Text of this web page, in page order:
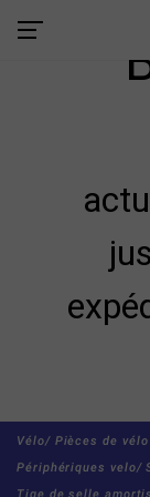
Vélo/ Pièces de
Périphériques velo/